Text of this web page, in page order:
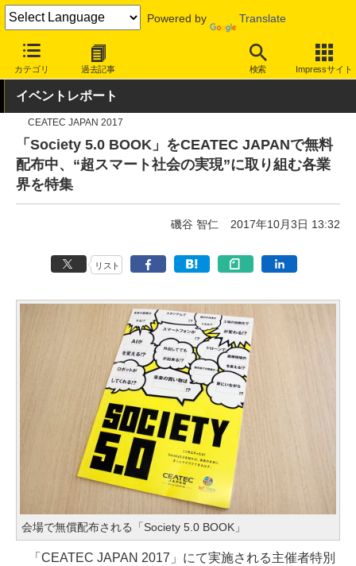
Powered by Translate
カテゴリ 過去記事 検索 Impressサイト
INTERNET Watch イベント CEATEC JAPAN
イベントレポート
CEATEC JAPAN 2017
「Society 5.0 BOOK」をCEATEC JAPANで無料
配布中、“超スマート社会の実現”に取り組む各業
界を特集
磯谷 智仁 2017年10月3日 13:32
リスト
会場で無償配布される「Society 5.0 BOOK」
「CEATEC JAPAN 2017」にて実施される主催者特別